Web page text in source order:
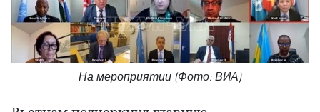
На мероприятии (Фото: ВИА)